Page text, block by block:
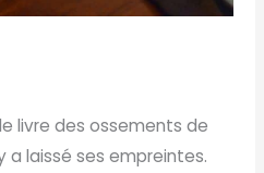
livre des ossements de
a laissé ses empreintes.